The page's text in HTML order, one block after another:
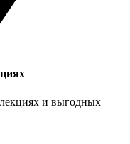
и выгодных